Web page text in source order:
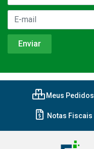
Meus Pedidos
Notas Fiscais